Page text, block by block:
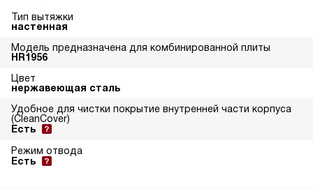
Тип вытяжки
настенная
Модель предназначена для комбинированной плиты
HR1956
Цвет
нержавеющая сталь
Удобное для чистки покрытие внутренней части корпуса
(CleanCover)
Есть
Режим отвода
Есть